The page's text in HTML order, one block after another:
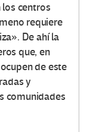
centros
requiere
De ahí la
que, en
de este
y
comunidades